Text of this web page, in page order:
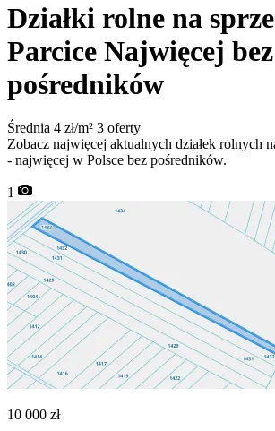
Działki rolne na
Parcice Najwięcej bez
pośredników
Średnia 4 zł/m² 3 oferty
Zobacz najwięcej aktualnych działek rolnych
- najwięcej w Polsce bez pośredników.
1
10 000 zł